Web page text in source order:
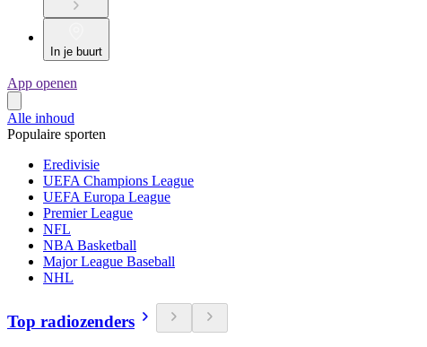
In je buurt
App openen
Alle inhoud
Populaire sporten
Eredivisie
UEFA Champions League
UEFA Europa League
Premier League
NFL
NBA Basketball
Major League Baseball
NHL
Top radiozenders